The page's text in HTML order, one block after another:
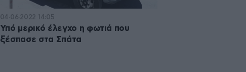
04·06·2022 14:05
Υπό μερικό έλεγχο η φωτιά που
ξέσπασε στα Σπάτα